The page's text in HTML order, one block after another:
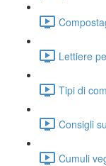
Lettiere
Tipi di
Consigli
Cumuli